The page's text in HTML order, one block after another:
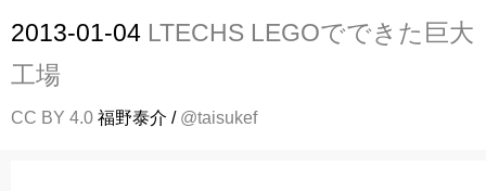
2013-01-04 LTECHS LEGOでできた巨大
工場
CC BY 4.0 福野泰介 / @taisukef